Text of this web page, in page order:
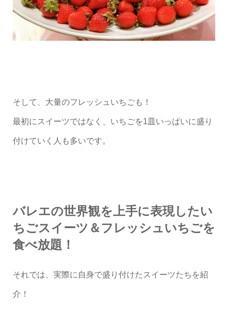
そして、大量のフレッシュいちごも！
最初にスイーツではなく、いちごを1皿いっぱいに盛り
付けていく人も多いです。
バレエの世界観を上手に表現したい
ちごスイーツ＆フレッシュいちごを
食べ放題！
それでは、実際に自身で盛り付けたスイーツたちを紹
介！